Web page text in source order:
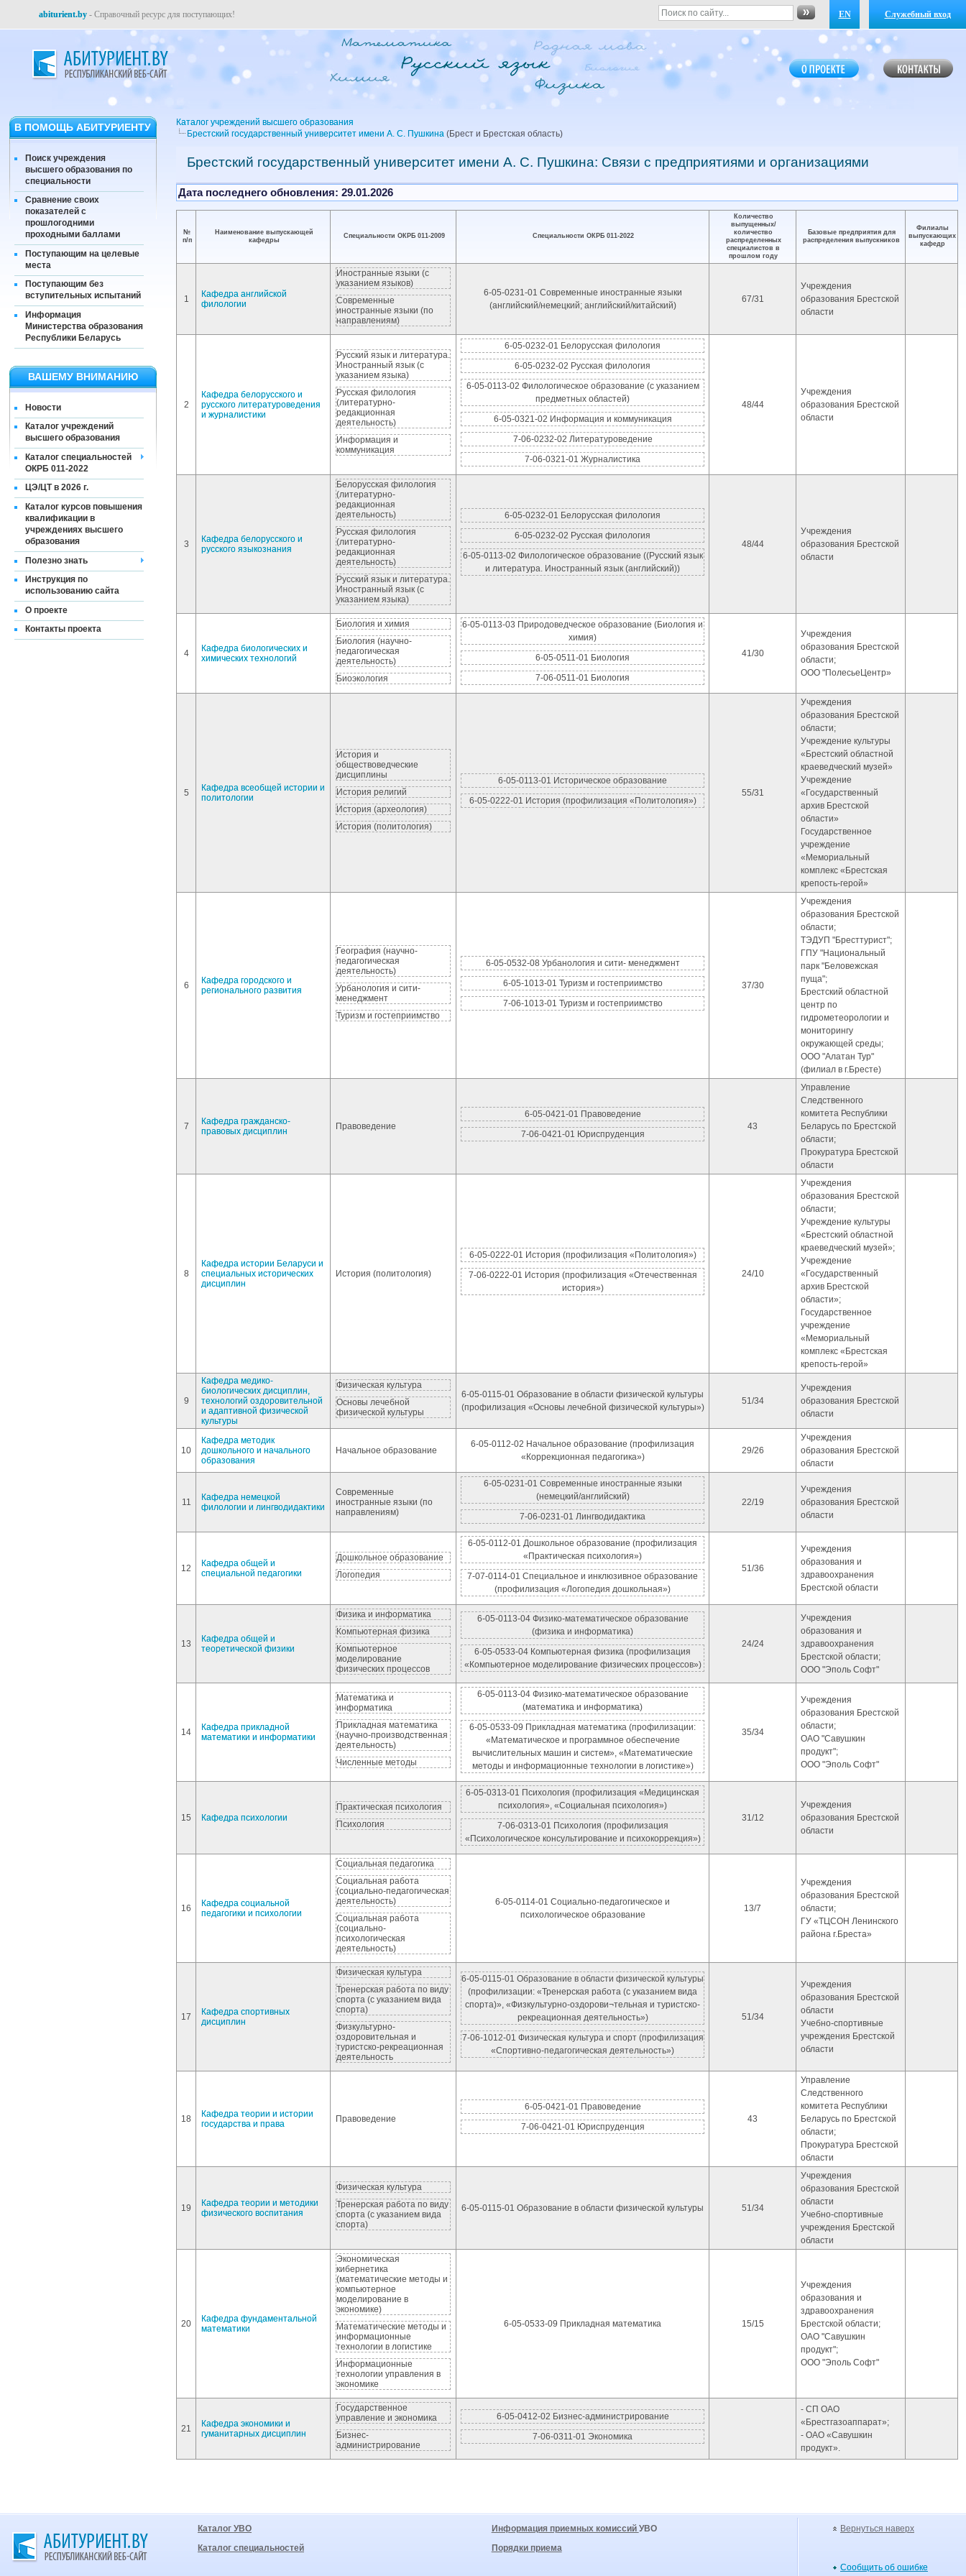
EN Служебный вход
abiturient.by - Справочный ресурс для поступающих!
В ПОМОЩЬ АБИТУРИЕНТУ
Поиск учреждения
высшего образования по
специальности
Сравнение своих
показателей с
прошлогодними
проходными баллами
Поступающим на целевые
места
Поступающим без
вступительных испытаний
Информация
Министерства образования
Республики Беларусь
ВАШЕМУ ВНИМАНИЮ
Новости
Каталог учреждений
высшего образования
Каталог специальностей
ОКРБ 011-2022
ЦЭ/ЦТ в 2026 г.
Каталог курсов повышения
квалификации в
учреждениях высшего
образования
Полезно знать
Инструкция по
использованию сайта
О проекте
Контакты проекта
Каталог учреждений высшего образования
Брестский государственный университет имени А. С. Пушкина (Брест и Брестская область)
Брестский государственный университет имени А. С. Пушкина: Связи с предприятиями и организациями
Дата последнего обновления: 29.01.2026
№
п/п
Наименование выпускающей
кафедры
Специальности ОКРБ 011-2009 Специальности ОКРБ 011-2022
Количество
выпущенных/
количество
распределенных
специалистов в
прошлом году
Базовые предприятия для
распределения выпускников
Филиалы
выпускающих
кафедр
1
Кафедра английской
филологии
Иностранные языки (с
указанием языков)
Современные
иностранные языки (по
направлениям)
6-05-0231-01 Современные иностранные языки
(английский/немецкий; английский/китайский)
67/31
Учреждения
образования Брестской
области
2
Кафедра белорусского и
русского литературоведения
и журналистики
Русский язык и литература.
Иностранный язык (с
указанием языка)
Русская филология
(литературно-
редакционная
деятельность)
Информация и
коммуникация
6-05-0232-01 Белорусская филология
6-05-0232-02 Русская филология
6-05-0113-02 Филологическое образование (с указанием
предметных областей)
6-05-0321-02 Информация и коммуникация
7-06-0232-02 Литературоведение
7-06-0321-01 Журналистика
48/44
Учреждения
образования Брестской
области
3
Кафедра белорусского и
русского языкознания
Белорусская филология
(литературно-
редакционная
деятельность)
Русская филология
(литературно-
редакционная
деятельность)
Русский язык и литература.
Иностранный язык (с
указанием языка)
6-05-0232-01 Белорусская филология
6-05-0232-02 Русская филология
6-05-0113-02 Филологическое образование ((Русский язык
и литература. Иностранный язык (английский))
48/44
Учреждения
образования Брестской
области
4
Кафедра биологических и
химических технологий
Биология и химия
Биология (научно-
педагогическая
деятельность)
Биоэкология
6-05-0113-03 Природоведческое образование (Биология и
химия)
6-05-0511-01 Биология
7-06-0511-01 Биология
41/30
Учреждения
образования Брестской
области;
ООО "ПолесьеЦентр»
5
Кафедра всеобщей истории и
политологии
История и
обществоведческие
дисциплины
История религий
История (археология)
История (политология)
6-05-0113-01 Историческое образование
6-05-0222-01 История (профилизация «Политология»)
55/31
Учреждения
образования Брестской
области;
Учреждение культуры
«Брестский областной
краеведческий музей»
Учреждение
«Государственный
архив Брестской
области»
Государственное
учреждение
«Мемориальный
комплекс «Брестская
крепость-герой»
6
Кафедра городского и
регионального развития
География (научно-
педагогическая
деятельность)
Урбанология и сити-
менеджмент
Туризм и гостеприимство
6-05-0532-08 Урбанология и сити- менеджмент
6-05-1013-01 Туризм и гостеприимство
7-06-1013-01 Туризм и гостеприимство
37/30
Учреждения
образования Брестской
области;
ТЭДУП "Бресттурист";
ГПУ "Национальный
парк "Беловежская
пуща";
Брестский областной
центр по
гидрометеорологии и
мониторингу
окружающей среды;
ООО "Алатан Тур"
(филиал в г.Бресте)
7
Кафедра гражданско-
правовых дисциплин
Правоведение
6-05-0421-01 Правоведение
7-06-0421-01 Юриспруденция
43
Управление
Следственного
комитета Республики
Беларусь по Брестской
области;
Прокуратура Брестской
области
8
Кафедра истории Беларуси и
специальных исторических
дисциплин
История (политология)
6-05-0222-01 История (профилизация «Политология»)
7-06-0222-01 История (профилизация «Отечественная
история»)
24/10
Учреждения
образования Брестской
области;
Учреждение культуры
«Брестский областной
краеведческий музей»;
Учреждение
«Государственный
архив Брестской
области»;
Государственное
учреждение
«Мемориальный
комплекс «Брестская
крепость-герой»
9
Кафедра медико-
биологических дисциплин,
технологий оздоровительной
и адаптивной физической
культуры
Физическая культура
Основы лечебной
физической культуры
6-05-0115-01 Образование в области физической культуры
(профилизация «Основы лечебной физической культуры»)
51/34
Учреждения
образования Брестской
области
10
Кафедра методик
дошкольного и начального
образования
Начальное образование
6-05-0112-02 Начальное образование (профилизация
«Коррекционная педагогика»)
29/26
Учреждения
образования Брестской
области
11
Кафедра немецкой
филологии и лингводидактики
Современные
иностранные языки (по
направлениям)
6-05-0231-01 Современные иностранные языки
(немецкий/английский)
7-06-0231-01 Лингводидактика
22/19
Учреждения
образования Брестской
области
12
Кафедра общей и
специальной педагогики
Дошкольное образование
Логопедия
6-05-0112-01 Дошкольное образование (профилизация
«Практическая психология»)
7-07-0114-01 Специальное и инклюзивное образование
(профилизация «Логопедия дошкольная»)
51/36
Учреждения
образования и
здравоохранения
Брестской области
13
Кафедра общей и
теоретической физики
Физика и информатика
Компьютерная физика
Компьютерное
моделирование
физических процессов
6-05-0113-04 Физико-математическое образование
(физика и информатика)
6-05-0533-04 Компьютерная физика (профилизация
«Компьютерное моделирование физических процессов»)
24/24
Учреждения
образования и
здравоохранения
Брестской области;
ООО "Эполь Софт"
14
Кафедра прикладной
математики и информатики
Математика и
информатика
Прикладная математика
(научно-производственная
деятельность)
Численные методы
6-05-0113-04 Физико-математическое образование
(математика и информатика)
6-05-0533-09 Прикладная математика (профилизации:
«Математическое и программное обеспечение
вычислительных машин и систем», «Математические
методы и информационные технологии в логистике»)
35/34
Учреждения
образования Брестской
области;
ОАО "Савушкин
продукт";
ООО "Эполь Софт"
15 Кафедра психологии
Практическая психология
Психология
6-05-0313-01 Психология (профилизация «Медицинская
психология», «Социальная психология»)
7-06-0313-01 Психология (профилизация
«Психологическое консультирование и психокоррекция»)
31/12
Учреждения
образования Брестской
области
16
Кафедра социальной
педагогики и психологии
Социальная педагогика
Социальная работа
(социально-педагогическая
деятельность)
Социальная работа
(социально-
психологическая
деятельность)
6-05-0114-01 Социально-педагогическое и
психологическое образование
13/7
Учреждения
образования Брестской
области;
ГУ «ТЦСОН Ленинского
района г.Бреста»
17
Кафедра спортивных
дисциплин
Физическая культура
Тренерская работа по виду
спорта (с указанием вида
спорта)
Физкультурно-
оздоровительная и
туристско-рекреационная
деятельность
6-05-0115-01 Образование в области физической культуры
(профилизации: «Тренерская работа (с указанием вида
спорта)», «Физкультурно-оздорови¬тельная и туристско-
рекреационная деятельность»)
7-06-1012-01 Физическая культура и спорт (профилизация
«Спортивно-педагогическая деятельность»)
51/34
Учреждения
образования Брестской
области
Учебно-спортивные
учреждения Брестской
области
18
Кафедра теории и истории
государства и права
Правоведение
6-05-0421-01 Правоведение
7-06-0421-01 Юриспруденция
43
Управление
Следственного
комитета Республики
Беларусь по Брестской
области;
Прокуратура Брестской
области
19
Кафедра теории и методики
физического воспитания
Физическая культура
Тренерская работа по виду
спорта (с указанием вида
спорта)
6-05-0115-01 Образование в области физической культуры 51/34
Учреждения
образования Брестской
области
Учебно-спортивные
учреждения Брестской
области
20
Кафедра фундаментальной
математики
Экономическая
кибернетика
(математические методы и
компьютерное
моделирование в
экономике)
Математические методы и
информационные
технологии в логистике
Информационные
технологии управления в
экономике
6-05-0533-09 Прикладная математика 15/15
Учреждения
образования и
здравоохранения
Брестской области;
ОАО "Савушкин
продукт";
ООО "Эполь Софт"
21
Кафедра экономики и
гуманитарных дисциплин
Государственное
управление и экономика
Бизнес-
администрирование
6-05-0412-02 Бизнес-администрирование
7-06-0311-01 Экономика
- СП ОАО
«Брестгазоаппарат»;
- ОАО «Савушкин
продукт».
Вернуться наверх
Сообщить об ошибке
Каталог УВО
Каталог специальностей
Информация приемных комиссий УВО
Порядки приема